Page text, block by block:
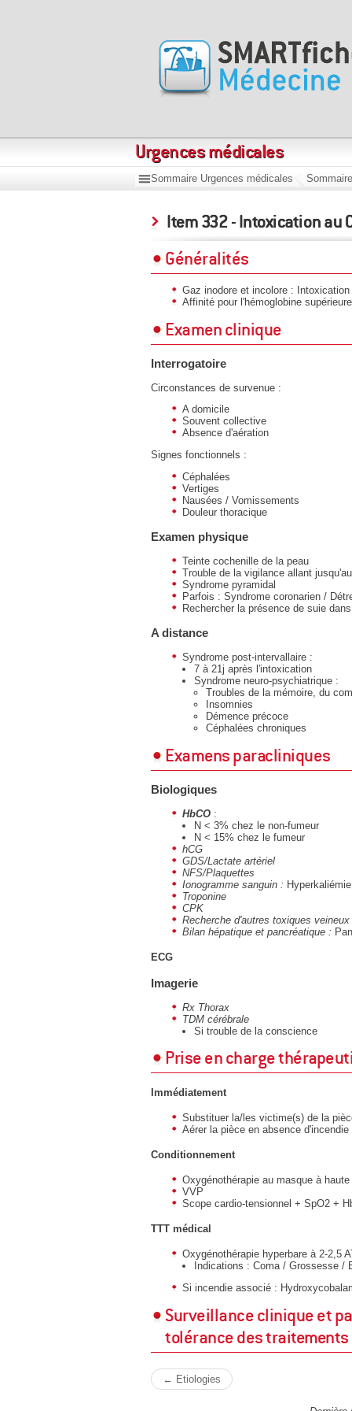
Urgences médicales
Sommaire Urgences médicales
Item 332 - Intoxication au
Généralités
Gaz inodore et incolore :
Affinité pour l'hémoglobine
Examen clinique
Interrogatoire
Circonstances de survenue :
A domicile
Souvent collective
Absence d'aération
Signes fonctionnels :
Céphalées
Vertiges
Nausées / Vomissements
Douleur thoracique
Examen physique
Teinte cochenille de la peau
Trouble de la vigilance allant
Syndrome pyramidal
Parfois : Syndrome coronarien /
Rechercher la présence de suie
A distance
Syndrome post-intervallaire :
7 à 21j après l'intoxication
Syndrome neuro-psychiatrique :
Troubles de la mémoire, du
Insomnies
Démence précoce
Céphalées chroniques
Examens paracliniques
Biologiques
HbCO :
N < 3% chez le non-fumeur
N < 15% chez le fumeur
hCG
GDS/Lactate artériel
NFS/Plaquettes
Ionogramme sanguin : Hyperkaliémie
Troponine
CPK
Recherche d'autres toxiques
Bilan hépatique et pancréatique :
ECG
Imagerie
Rx Thorax
TDM cérébrale
Si trouble de la conscience
Prise en charge
Immédiatement
Substituer la/les victime(s) de la
Aérer la pièce en absence d'incendie
Conditionnement
Oxygénothérapie au masque à
VVP
Scope cardio-tensionnel + SpO2 +
TTT médical
Oxygénothérapie hyperbare à 2-2,5
Indications : Coma / Grossesse /
Si incendie associé :
Surveillance clinique et
tolérance des traitements
← Etiologies